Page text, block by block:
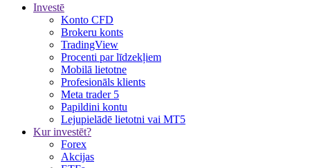
Investē
Konto CFD
Brokeru konts
TradingView
Procenti par līdzekļiem
Mobilā lietotne
Profesionāls klients
Meta trader 5
Papildini kontu
Lejupielādē lietotni vai MT5
Kur investēt?
Forex
Akcijas